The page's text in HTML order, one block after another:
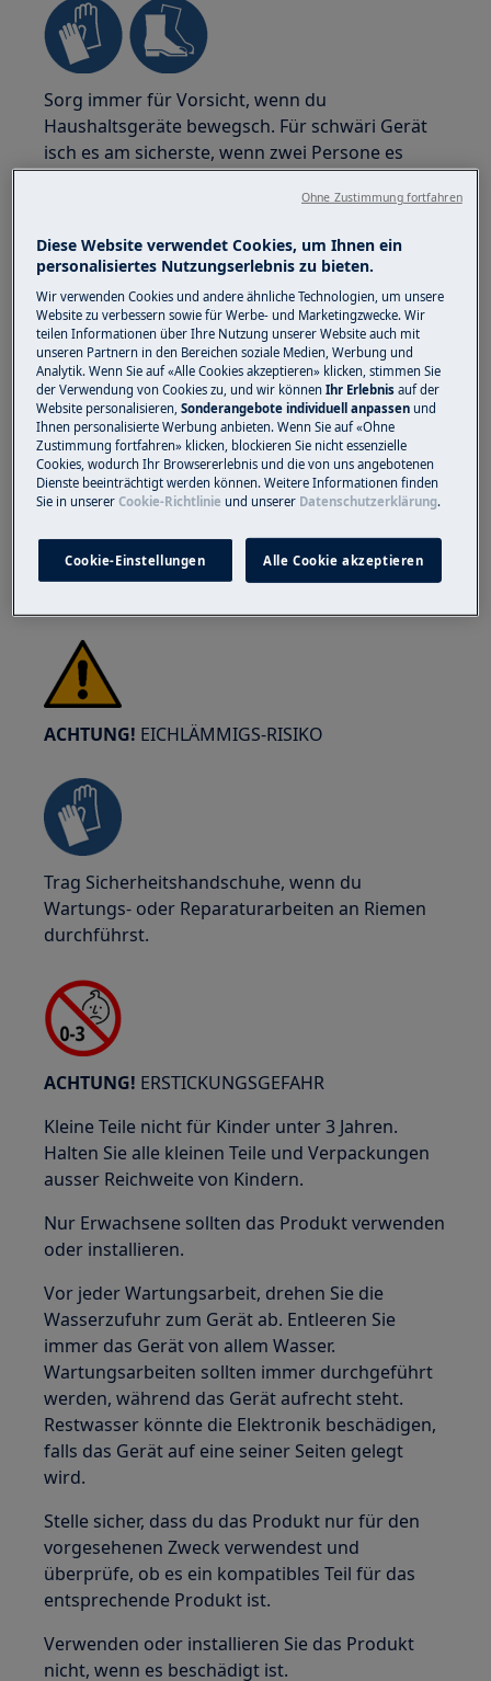
Sorg immer für Vorsicht, wenn du
Haushaltsgeräte bewegsch. Für schwäri Gerät
isch es am sicherste, wenn zwei Persone es
bewege. Verwänd immer Sicherheitshandschue
Schnittwunde vo scharfe Kante z'schütze.
WARNUNG!GEFAHR VON
AUGENVERLETZUNGEN
Wear safety glasses if you perform maintenance
ACHTUNG! EICHLÄMMIGS-RISIKO
Trag Sicherheitshandschuhe, wenn du
Wartungs- oder Reparaturarbeiten an Riemen
durchführst.
ACHTUNG! ERSTICKUNGSGEFAHR
Kleine Teile nicht für Kinder unter 3 Jahren.
Halten Sie alle kleinen Teile und Verpackungen
ausser Reichweite von Kindern.
Nur Erwachsene sollten das Produkt verwenden
oder installieren.
Vor jeder Wartungsarbeit, drehen Sie die
Wasserzufuhr zum Gerät ab. Entleeren Sie
immer das Gerät von allem Wasser.
Wartungsarbeiten sollten immer durchgeführt
werden, während das Gerät aufrecht steht.
Restwasser könnte die Elektronik beschädigen,
falls das Gerät auf eine seiner Seiten gelegt
wird.
Stelle sicher, dass du das Produkt nur für den
vorgesehenen Zweck verwendest und
überprüfe, ob es ein kompatibles Teil für das
entsprechende Produkt ist.
Verwenden oder installieren Sie das Produkt
nicht, wenn es beschädigt ist.
Diese Website verwendet Cookies, um Ihnen ein
personalisiertes Nutzungserlebnis zu bieten.
Wir verwenden Cookies und andere ähnliche Technologien, um unsere
Website zu verbessern sowie für Werbe- und Marketingzwecke. Wir
teilen Informationen über Ihre Nutzung unserer Website auch mit
unseren Partnern in den Bereichen soziale Medien, Werbung und
Analytik. Wenn Sie auf «Alle Cookies akzeptieren» klicken, stimmen Sie
der Verwendung von Cookies zu, und wir könnenIhr Erlebnisauf der
Website personalisieren,Sonderangebote individuell anpassen und
Ihnen personalisierte Werbung anbieten. Wenn Sie auf «Ohne
Zustimmung fortfahren» klicken, blockieren Sie nicht essenzielle
Cookies, wodurch Ihr Browsererlebnis und die von uns angebotenen
Dienste beeinträchtigt werden können. Weitere Informationen finden
Sie in unsererCookie-Richtlinie und unserer Datenschutzerklärung.
Cookie-Einstellungen Alle Cookie akzeptieren
Ohne Zustimmung fortfahren